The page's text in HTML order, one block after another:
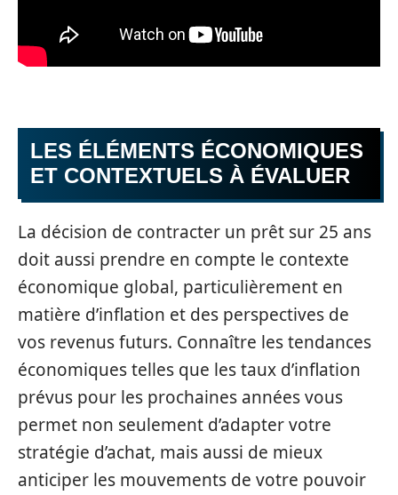
LES ÉLÉMENTS ÉCONOMIQUES
ET CONTEXTUELS À ÉVALUER
La décision de contracter un prêt sur 25 ans
doit aussi prendre en compte le contexte
économique global, particulièrement en
matière d’inflation et des perspectives de
vos revenus futurs. Connaître les tendances
économiques telles que les taux d’inflation
prévus pour les prochaines années vous
permet non seulement d’adapter votre
stratégie d’achat, mais aussi de mieux
anticiper les mouvements de votre pouvoir